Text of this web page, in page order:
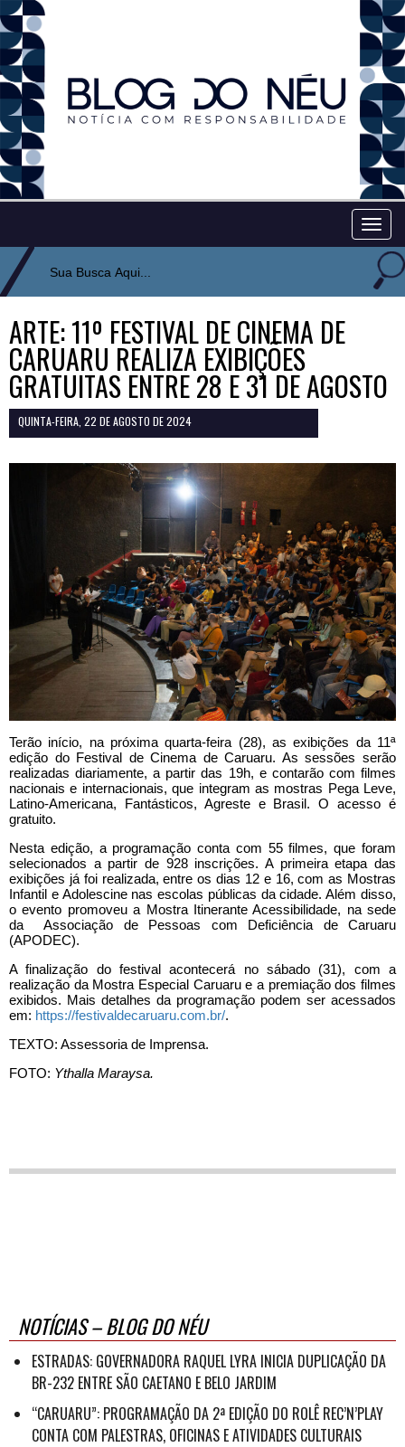
ARTE: 11º FESTIVAL DE CINEMA DE
CARUARU REALIZA EXIBIÇÕES
GRATUITAS ENTRE 28 E 31 DE AGOSTO
QUINTA-FEIRA, 22 DE AGOSTO DE 2024
Terão início, na próxima quarta-feira (28), as exibições da 11ª
edição do Festival de Cinema de Caruaru. As sessões serão
realizadas diariamente, a partir das 19h, e contarão com filmes
nacionais e internacionais, que integram as mostras Pega Leve,
Latino-Americana, Fantásticos, Agreste e Brasil. O acesso é
gratuito.
Nesta edição, a programação conta com 55 filmes, que foram
selecionados a partir de 928 inscrições. A primeira etapa das
exibições já foi realizada, entre os dias 12 e 16, com as Mostras
Infantil e Adolescine nas escolas públicas da cidade. Além disso,
o evento promoveu a Mostra Itinerante Acessibilidade, na sede
da Associação de Pessoas com Deficiência de Caruaru
(APODEC).
A finalização do festival acontecerá no sábado (31), com a
realização da Mostra Especial Caruaru e a premiação dos filmes
exibidos. Mais detalhes da programação podem ser acessados
em: https://festivaldecaruaru.com.br/.
TEXTO: Assessoria de Imprensa.
FOTO: Ythalla Maraysa.
NOTÍCIAS – BLOG DO NÉU
ESTRADAS: GOVERNADORA RAQUEL LYRA INICIA DUPLICAÇÃO DA
BR-232 ENTRE SÃO CAETANO E BELO JARDIM
“CARUARU”: PROGRAMAÇÃO DA 2ª EDIÇÃO DO ROLÊ REC’N’PLAY
CONTA COM PALESTRAS, OFICINAS E ATIVIDADES CULTURAIS